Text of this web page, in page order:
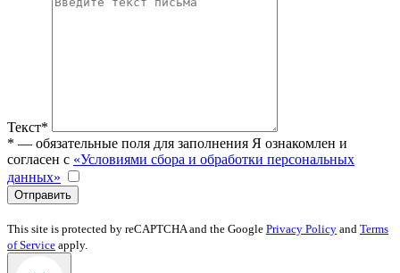
Текст*
* — обязательные поля для заполнения Я ознакомлен и
согласен с «Условиями сбора и обработки персональных
данных»
Отправить
This site is protected by reCAPTCHA and the Google Privacy Policy and Terms
of Service apply.